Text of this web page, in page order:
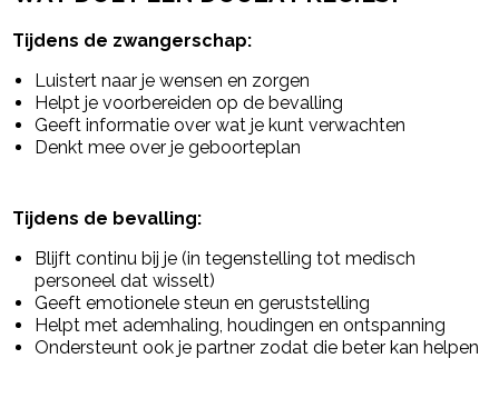
Tijdens de zwangerschap:
Luistert naar je wensen en zorgen
Helpt je voorbereiden op de bevalling
Geeft informatie over wat je kunt verwachten
Denkt mee over je geboorteplan
Tijdens de bevalling:
Blijft continu bij je (in tegenstelling tot medisch
personeel dat wisselt)
Geeft emotionele steun en geruststelling
Helpt met ademhaling, houdingen en ontspanning
Ondersteunt ook je partner zodat die beter kan helpen